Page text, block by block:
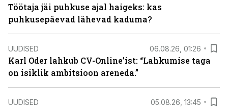
Töötaja jäi puhkuse ajal haigeks: kas
puhkusepäevad lähevad kaduma?
UUDISED 06.08.26, 01:26
Karl Oder lahkub CV-Online’ist: “Lahkumise taga
on isiklik ambitsioon areneda.”
UUDISED 05.08.26, 13:45